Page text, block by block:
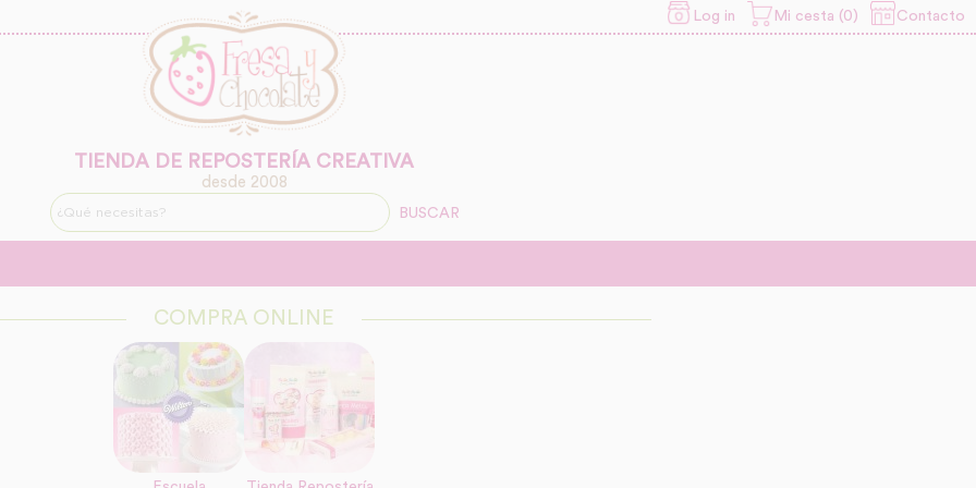
Log in Mi cesta (0) Contacto
TIENDA DE REPOSTERÍA CREATIVA
desde 2008
BUSCAR
COMPRA ONLINE